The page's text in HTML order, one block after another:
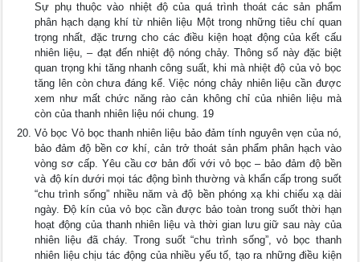
Sự phụ thuộc vào nhiệt độ của quá trình thoát các sản phẩm
phân hạch dạng khí từ nhiên liệu Một trong những tiêu chí quan
trọng nhất, đặc trưng cho các điều kiện hoạt động của kết cấu
nhiên liệu, – đạt đến nhiệt độ nóng chảy. Thông số này đặc biệt
quan trọng khi tăng nhanh công suất, khi mà nhiệt độ của vỏ bọc
tăng lên còn chưa đáng kể. Việc nóng chảy nhiên liệu cần được
xem như mất chức năng rào cản không chỉ của nhiên liệu mà
còn của thanh nhiên liệu nói chung. 19
Vỏ bọc Vỏ bọc thanh nhiên liệu bảo đảm tính nguyên vẹn của nó,
bảo đảm độ bền cơ khí, cản trở thoát sản phẩm phân hạch vào
vòng sơ cấp. Yêu cầu cơ bản đối với vỏ bọc – bảo đảm độ bền
và độ kín dưới mọi tác động bình thường và khẩn cấp trong suốt
“chu trình sống” nhiều năm và độ bền phóng xạ khi chiếu xạ dài
ngày. Độ kín của vỏ bọc cần được bảo toàn trong suốt thời hạn
hoạt động của thanh nhiên liệu và thời gian lưu giữ sau này của
nhiên liệu đã cháy. Trong suốt “chu trình sống”, vỏ bọc thanh
nhiên liệu chịu tác động của nhiều yếu tố, tạo ra những điều kiện